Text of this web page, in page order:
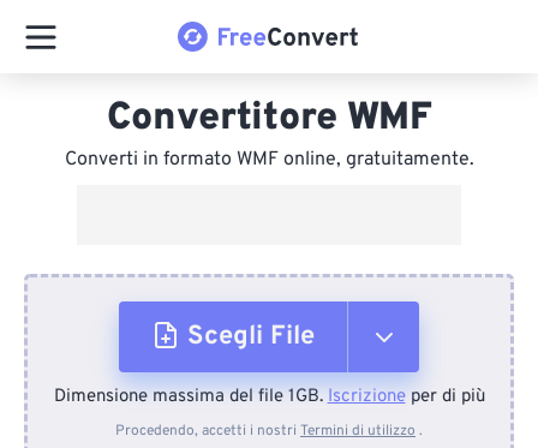
Convertitore WMF
Converti in formato WMF online, gratuitamente.
Scegli File
Dal dispositivo
Dimensione massima del file 1GB.Iscrizioneper di più
Procedendo, accetti i nostri Termini di utilizzo .